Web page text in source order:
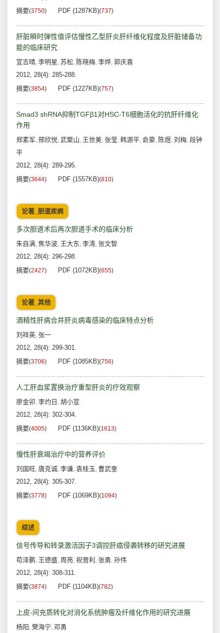
摘要(3750) PDF (1287KB)(737)
肝脏瞬时弹性值评估慢性乙型肝炎肝纤维化程度及肝脏储备功
能的临床研究
宣吉晴, 李明星, 苏松, 陈晓梅, 李烨, 郭庆喜
2012, 28(4): 285-288.
摘要(3854) PDF (1227KB)(757)
Smad3 shRNA抑制TGFβ1对HSC-T6细胞活化的抗肝纤维化
作用
郑素军, 邢欣悦, 武聚山, 王世美, 张莹, 韩源平, 俞豪, 陈煜, 刘梅, 段钟
平
2012, 28(4): 289-295.
摘要(3644) PDF (1557KB)(810)
论著_胆道疾病
多次胆道术后再次胆道手术的临床分析
朱自满, 焦华波, 王大东, 李涛, 张文智
2012, 28(4): 296-298.
摘要(2427) PDF (1072KB)(655)
论著_其他
酒精性肝病合并肝炎病毒感染的临床特点分析
刘祥英, 张一
2012, 28(4): 299-301.
摘要(3706) PDF (1085KB)(756)
人工肝血浆置换治疗重型肝炎的疗效观察
廖金卯, 李灼日 , 胡小宣
2012, 28(4): 302-304.
摘要(4005) PDF (1136KB)(1613)
慢性肝衰竭治疗中的营养评价
刘国旺, 唐克诚, 李谦, 袁桂玉, 曹武奎
2012, 28(4): 305-307.
摘要(3778) PDF (1069KB)(1094)
综述
信号传导和转录激活因子3调控肝癌侵袭转移的研究进展
苟泽鹏, 王德盛, 周亮, 祝普利 , 张勇, 孙伟
2012, 28(4): 308-311.
摘要(3874) PDF (1104KB)(782)
上皮-间充质转化对消化系统肿瘤及纤维化作用的研究进展
杨阳 , 樊海宁, 邓勇